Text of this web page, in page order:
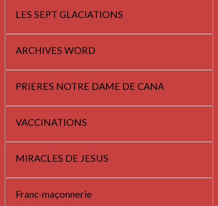
LES SEPT GLACIATIONS
ARCHIVES WORD
PRIERES NOTRE DAME DE CANA
VACCINATIONS
MIRACLES DE JESUS
Franc-maçonnerie